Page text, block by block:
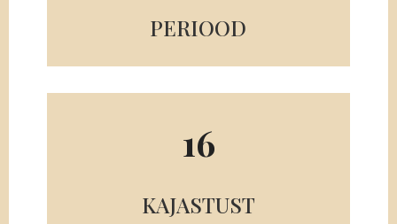
PERIOOD
16
KAJASTUST